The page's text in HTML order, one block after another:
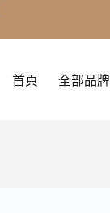
首頁 全部品牌